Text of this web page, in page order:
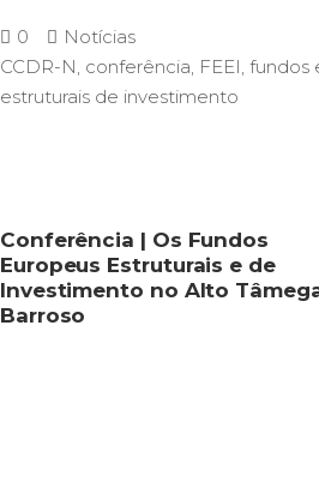
0
Notícias
CCDR-N, conferência, FEEI, fundos
estruturais de investimento
Conferência | Os Fundos
Europeus Estruturais e de
Investimento no Alto
Barroso